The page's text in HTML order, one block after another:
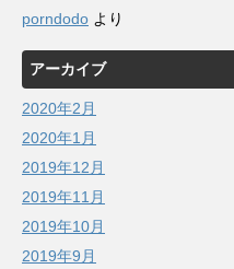
porndodo より
アーカイブ
2020年2月
2020年1月
2019年12月
2019年11月
2019年10月
2019年9月